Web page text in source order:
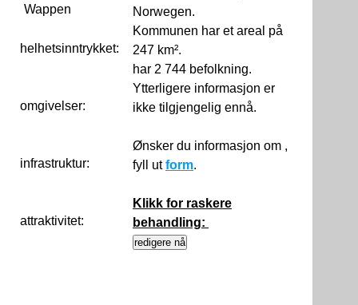
helhetsinntrykket:
omgivelser:
infrastruktur:
attraktivitet:
Norwegen.
Kommunen har et areal på
247 km².
har 2 744 befolkning.
Ytterligere informasjon er
ikke tilgjengelig ennå.
Ønsker du informasjon om ,
fyll utform.
Klikk for raskere
behandling: